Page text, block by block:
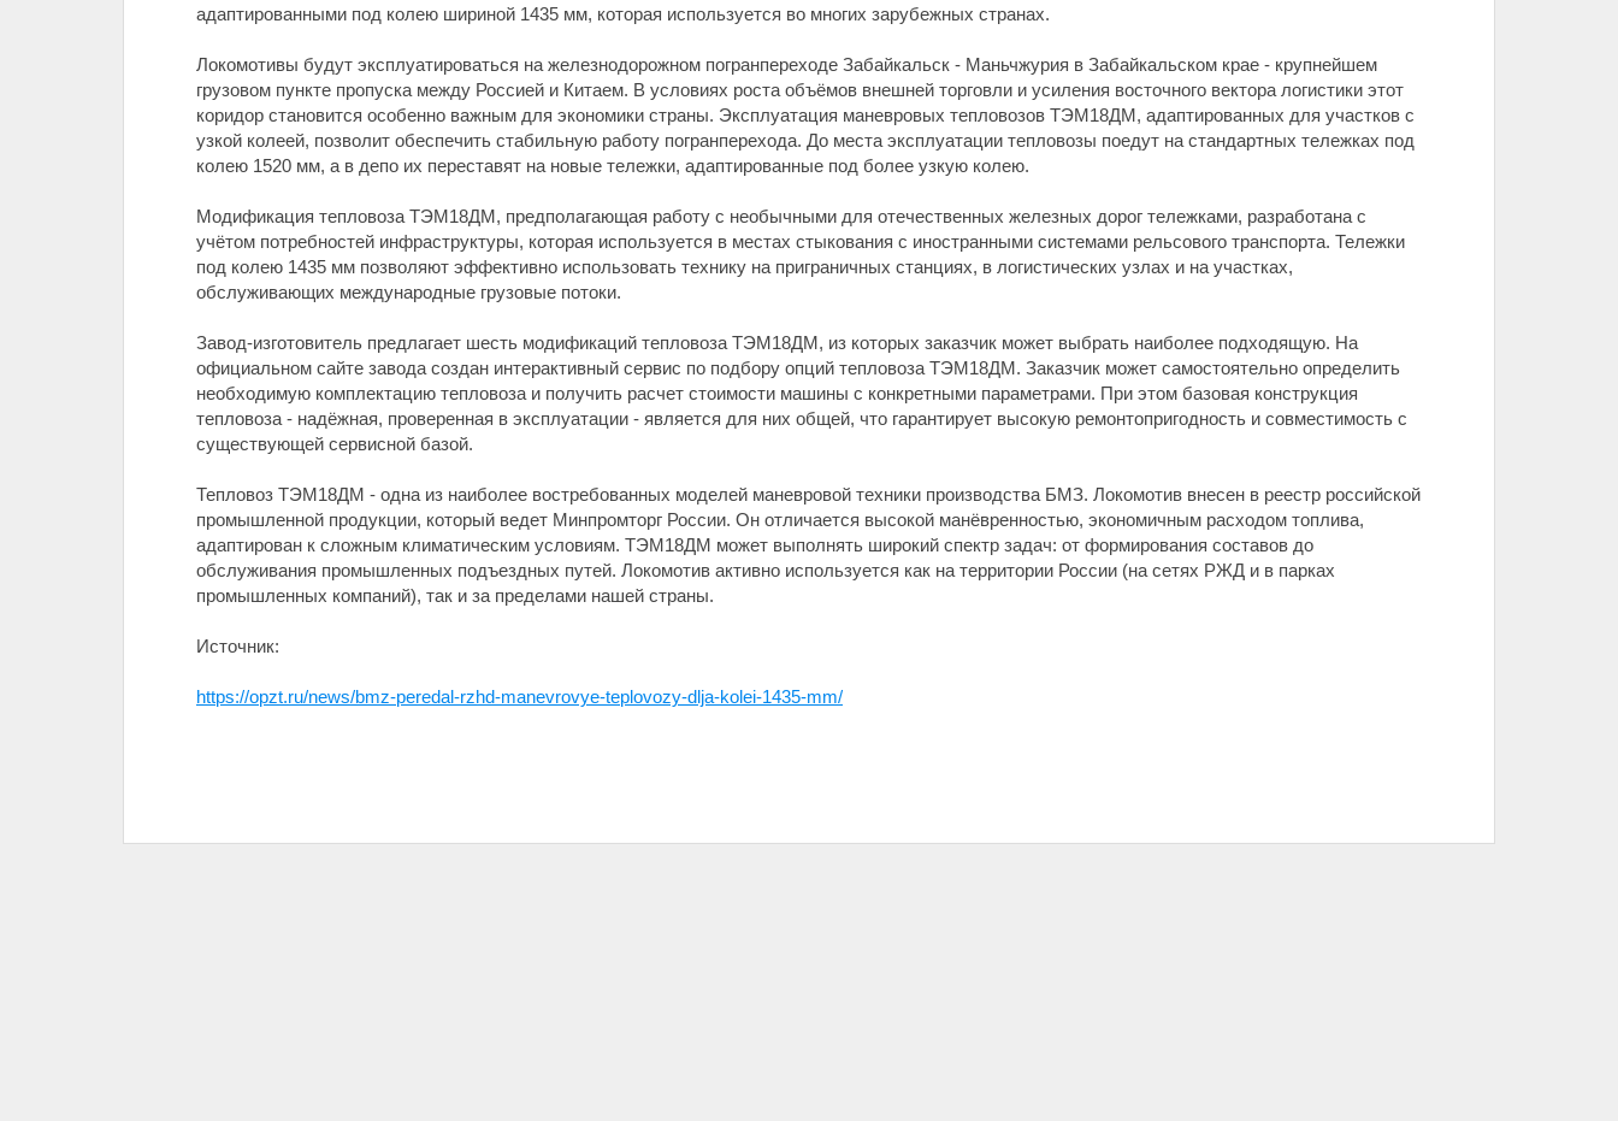
адаптированными под колею шириной 1435 мм, которая используется во многих зарубежных странах.
Локомотивы будут эксплуатироваться на железнодорожном погранпереходе Забайкальск - Маньчжурия в Забайкальском крае - крупнейшем
грузовом пункте пропуска между Россией и Китаем. В условиях роста объёмов внешней торговли и усиления восточного вектора логистики этот
коридор становится особенно важным для экономики страны. Эксплуатация маневровых тепловозов ТЭМ18ДМ, адаптированных для участков с
узкой колеей, позволит обеспечить стабильную работу погранперехода. До места эксплуатации тепловозы поедут на стандартных тележках под
колею 1520 мм, а в депо их переставят на новые тележки, адаптированные под более узкую колею.
Модификация тепловоза ТЭМ18ДМ, предполагающая работу с необычными для отечественных железных дорог тележками, разработана с
учётом потребностей инфраструктуры, которая используется в местах стыкования с иностранными системами рельсового транспорта. Тележки
под колею 1435 мм позволяют эффективно использовать технику на приграничных станциях, в логистических узлах и на участках,
обслуживающих международные грузовые потоки.
Завод-изготовитель предлагает шесть модификаций тепловоза ТЭМ18ДМ, из которых заказчик может выбрать наиболее подходящую. На
официальном сайте завода создан интерактивный сервис по подбору опций тепловоза ТЭМ18ДМ. Заказчик может самостоятельно определить
необходимую комплектацию тепловоза и получить расчет стоимости машины с конкретными параметрами. При этом базовая конструкция
тепловоза - надёжная, проверенная в эксплуатации - является для них общей, что гарантирует высокую ремонтопригодность и совместимость с
существующей сервисной базой.
Тепловоз ТЭМ18ДМ - одна из наиболее востребованных моделей маневровой техники производства БМЗ. Локомотив внесен в реестр российской
промышленной продукции, который ведет Минпромторг России. Он отличается высокой манёвренностью, экономичным расходом топлива,
адаптирован к сложным климатическим условиям. ТЭМ18ДМ может выполнять широкий спектр задач: от формирования составов до
обслуживания промышленных подъездных путей. Локомотив активно используется как на территории России (на сетях РЖД и в парках
промышленных компаний), так и за пределами нашей страны.
Источник:
https://opzt.ru/news/bmz-peredal-rzhd-manevrovye-teplovozy-dlja-kolei-1435-mm/